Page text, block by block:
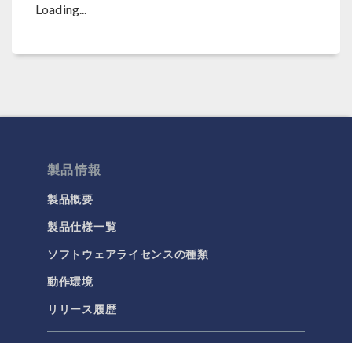
Loading...
製品情報
製品概要
製品仕様一覧
ソフトウェアライセンスの種類
動作環境
リリース履歴